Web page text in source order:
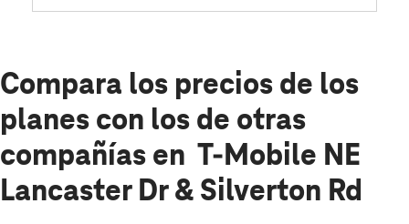
Compara los precios de los
planes con los de otras
compañías en T-Mobile NE
Lancaster Dr & Silverton Rd